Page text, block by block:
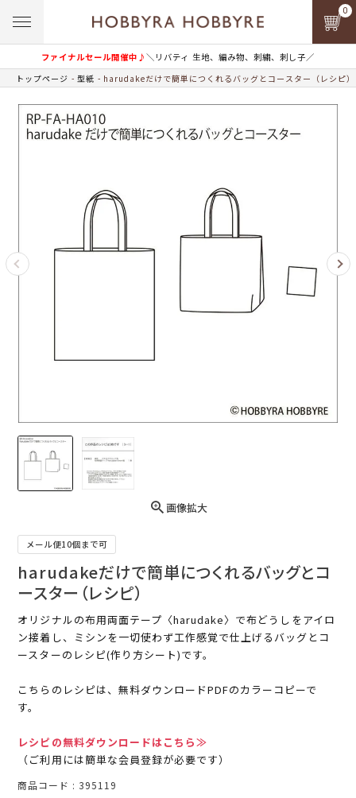
ファイナルセール開催中♪＼リバティ 生地、編み物、刺繍、刺し子／
0
トップページ 型紙 harudakeだけで簡単につくれるバッグとコースター（レシピ）
画像拡大
メール便10個まで可
harudakeだけで簡単につくれるバッグとコ
ースター（レシピ）
オリジナルの布用両面テープ〈harudake〉で布どうしをアイロ
ン接着し、ミシンを一切使わず工作感覚で仕上げるバッグとコ
ースターのレシピ(作り方シート)です。
こちらのレシピは、無料ダウンロードPDFのカラーコピーで
す。
レシピの無料ダウンロードはこちら≫
（ご利用には簡単な会員登録が必要です）
商品コード 395119